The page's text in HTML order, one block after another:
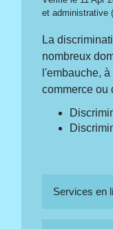
et administrative
La
nombreux
l'embauche,
commerce ou
Services en